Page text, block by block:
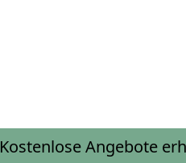
Kostenlose Angebote